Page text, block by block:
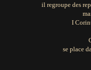
il regroupe des
I
se place